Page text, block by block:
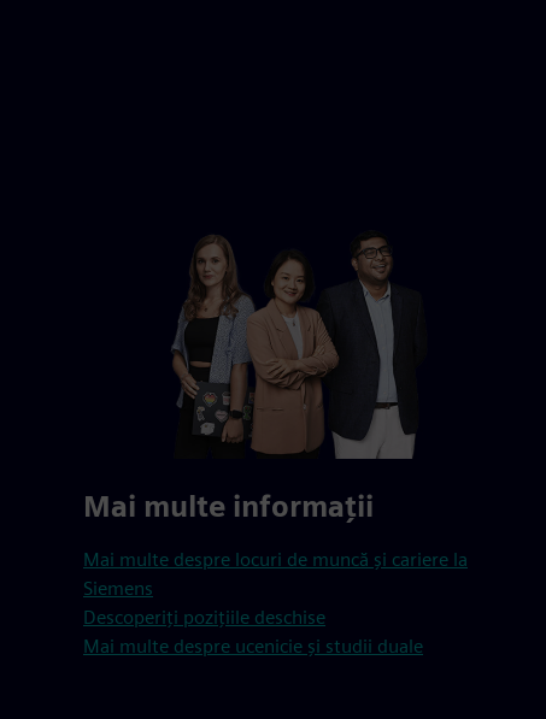
Mai multe informații
Mai multe despre locuri de muncă și cariere la
Siemens
Descoperiți pozițiile deschise
Mai multe despre ucenicie și studii duale